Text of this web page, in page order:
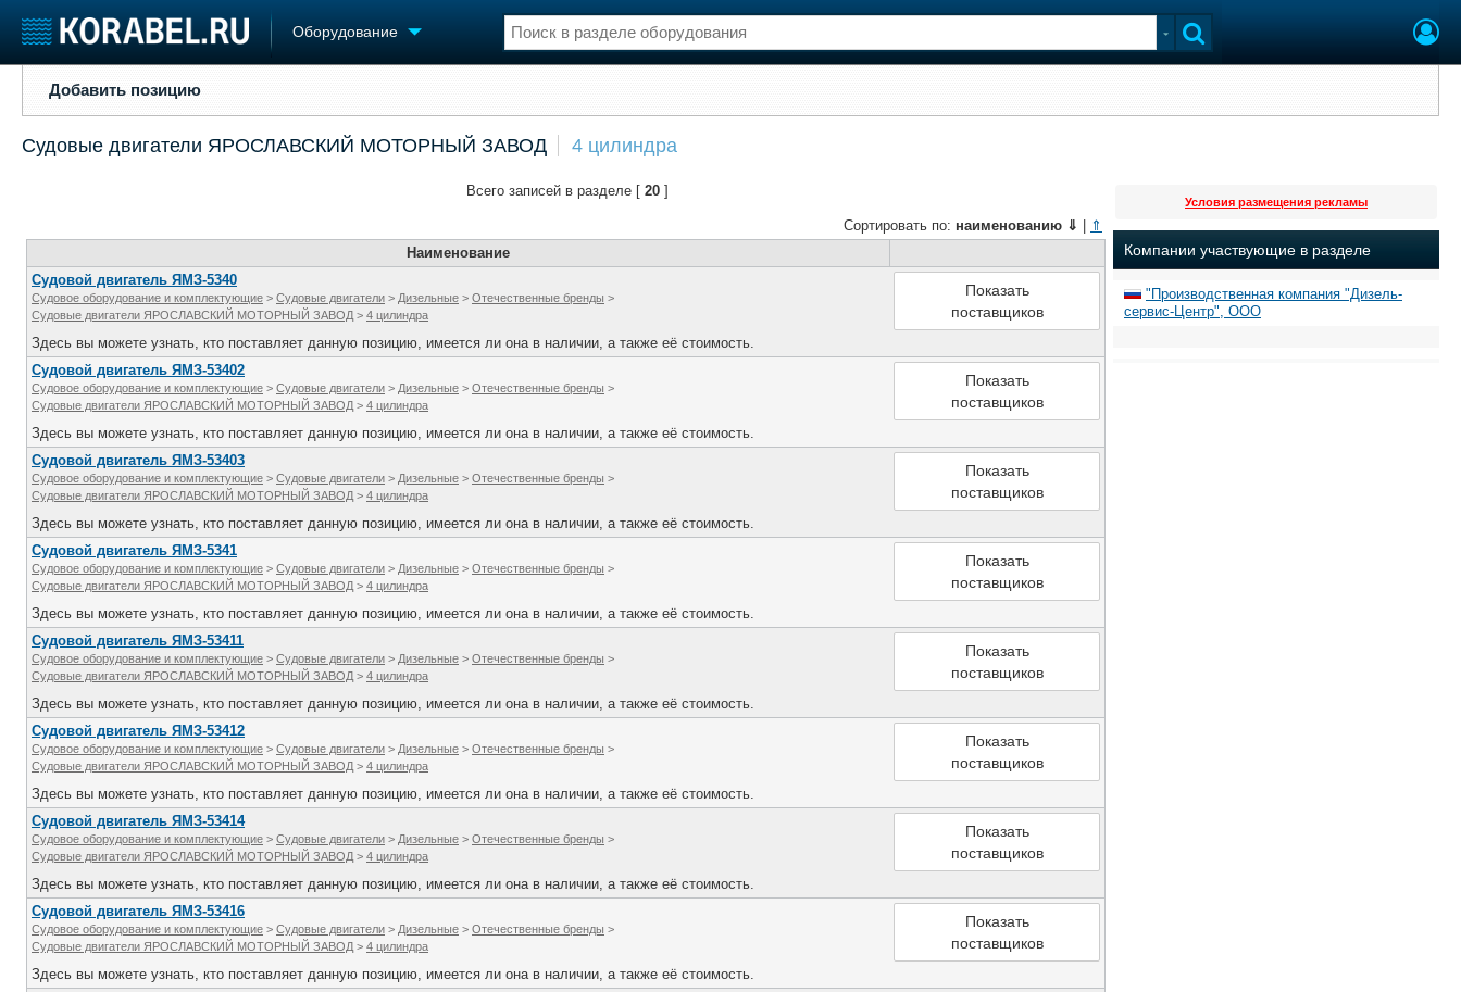
Оборудование
Судостроение
Пульс
Крюинг
Журнал
Реклама
Торговая площадка
Доска объявлений
Услуги
Конференции
Выставки и семинары
Словарь
Флот
Галерея флота
Отзывы
Добавить позицию
Судовые двигатели ЯРОСЛАВСКИЙ МОТОРНЫЙ ЗАВОД 4 цилиндра
Всего записей в разделе [ 20 ]
Сортировать по: наименованию ⇓
⇑
Наименование
Судовой двигатель ЯМЗ-5340
Судовое оборудование и комплектующие > Судовые двигатели > Дизельные > Отечественные бренды >
Судовые двигатели ЯРОСЛАВСКИЙ МОТОРНЫЙ ЗАВОД > 4 цилиндра
Здесь вы можете узнать, кто поставляет данную позицию, имеется ли она в наличии, а также её стоимость.
Показать
поставщиков
Судовой двигатель ЯМЗ-53402
Судовое оборудование и комплектующие > Судовые двигатели > Дизельные > Отечественные бренды >
Судовые двигатели ЯРОСЛАВСКИЙ МОТОРНЫЙ ЗАВОД > 4 цилиндра
Здесь вы можете узнать, кто поставляет данную позицию, имеется ли она в наличии, а также её стоимость.
Показать
поставщиков
Судовой двигатель ЯМЗ-53403
Судовое оборудование и комплектующие > Судовые двигатели > Дизельные > Отечественные бренды >
Судовые двигатели ЯРОСЛАВСКИЙ МОТОРНЫЙ ЗАВОД > 4 цилиндра
Здесь вы можете узнать, кто поставляет данную позицию, имеется ли она в наличии, а также её стоимость.
Показать
поставщиков
Судовой двигатель ЯМЗ-5341
Судовое оборудование и комплектующие > Судовые двигатели > Дизельные > Отечественные бренды >
Судовые двигатели ЯРОСЛАВСКИЙ МОТОРНЫЙ ЗАВОД > 4 цилиндра
Здесь вы можете узнать, кто поставляет данную позицию, имеется ли она в наличии, а также её стоимость.
Показать
поставщиков
Судовой двигатель ЯМЗ-53411
Судовое оборудование и комплектующие > Судовые двигатели > Дизельные > Отечественные бренды >
Судовые двигатели ЯРОСЛАВСКИЙ МОТОРНЫЙ ЗАВОД > 4 цилиндра
Здесь вы можете узнать, кто поставляет данную позицию, имеется ли она в наличии, а также её стоимость.
Показать
поставщиков
Судовой двигатель ЯМЗ-53412
Судовое оборудование и комплектующие > Судовые двигатели > Дизельные > Отечественные бренды >
Судовые двигатели ЯРОСЛАВСКИЙ МОТОРНЫЙ ЗАВОД > 4 цилиндра
Здесь вы можете узнать, кто поставляет данную позицию, имеется ли она в наличии, а также её стоимость.
Показать
поставщиков
Судовой двигатель ЯМЗ-53414
Судовое оборудование и комплектующие > Судовые двигатели > Дизельные > Отечественные бренды >
Судовые двигатели ЯРОСЛАВСКИЙ МОТОРНЫЙ ЗАВОД > 4 цилиндра
Здесь вы можете узнать, кто поставляет данную позицию, имеется ли она в наличии, а также её стоимость.
Показать
поставщиков
Судовой двигатель ЯМЗ-53416
Судовое оборудование и комплектующие > Судовые двигатели > Дизельные > Отечественные бренды >
Судовые двигатели ЯРОСЛАВСКИЙ МОТОРНЫЙ ЗАВОД > 4 цилиндра
Здесь вы можете узнать, кто поставляет данную позицию, имеется ли она в наличии, а также её стоимость.
Показать
поставщиков
Условия размещения рекламы
Компании участвующие в разделе
"Производственная компания "Дизель-
сервис-Центр", ООО